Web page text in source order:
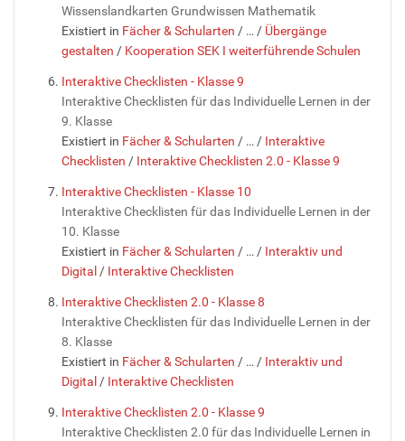
Wissenslandkarten Grundwissen Mathematik
Existiert in Fächer & Schularten / … / Übergänge
gestalten / Kooperation SEK I weiterführende Schulen
Interaktive Checklisten - Klasse 9
Interaktive Checklisten für das Individuelle Lernen in der
9. Klasse
Existiert in Fächer & Schularten / … / Interaktive
Checklisten / Interaktive Checklisten 2.0 - Klasse 9
Interaktive Checklisten - Klasse 10
Interaktive Checklisten für das Individuelle Lernen in der
10. Klasse
Existiert in Fächer & Schularten / … / Interaktiv und
Digital / Interaktive Checklisten
Interaktive Checklisten 2.0 - Klasse 8
Interaktive Checklisten für das Individuelle Lernen in der
8. Klasse
Existiert in Fächer & Schularten / … / Interaktiv und
Digital / Interaktive Checklisten
Interaktive Checklisten 2.0 - Klasse 9
Interaktive Checklisten 2.0 für das Individuelle Lernen in